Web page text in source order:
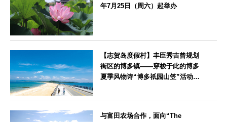
年7月25日（周六）起举办
【志贺岛度假村】丰臣秀吉曾规划
街区的博多镇——穿梭于此的博多
夏季风物诗“博多祇园山笠”活动期
与富田农场合作，面向“The